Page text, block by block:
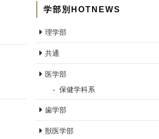
学部別HOTNEWS
理学部
共通
医学部
保健学科系
歯学部
獣医学部